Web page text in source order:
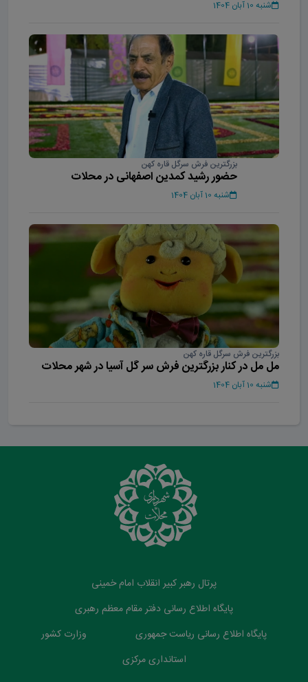
شنبه 10 آبان 1404
بزرگترین فرش سرگل قاره کهن
حضور رشید کمدین اصفهانی در محلات
شنبه 10 آبان 1404
بزرگترین فرش سرگل قاره کهن
مل مل در کنار بزرگترین فرش سر گل آسیا در شهر محلات
حضور یافت
شنبه 10 آبان 1404
پرتال رهبر کبیر انقلاب امام خمینی
پایگاه اطلاع رسانی دفتر مقام معظم رهبری
پایگاه اطلاع رسانی ریاست جمهوری
وزارت کشور
استانداری مرکزی